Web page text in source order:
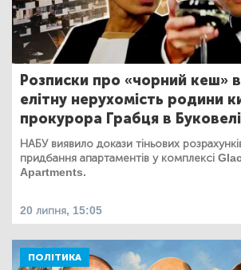
Розписки про «чорний кеш»
елітну нерухомість родини
прокурора Грабця в Буковелі
НАБУ виявило докази тіньових
придбання апартаментів у комплексі
Apartments.
20 липня, 15:05
ПОЛІТИКА